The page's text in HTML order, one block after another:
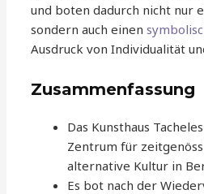
und boten dadurch nicht nur
sondern auch einen
Ausdruck von Individualität
Zusammenfassung
Das Kunsthaus
Zentrum für
alternative Kultur in
Es bot nach der